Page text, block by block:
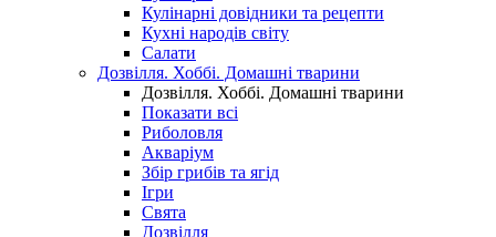
Кулінарні довідники та рецепти
Кухні народів світу
Салати
Дозвілля. Хоббі. Домашні тварини
Дозвілля. Хоббі. Домашні тварини
Показати всі
Риболовля
Акваріум
Збір грибів та ягід
Ігри
Свята
Дозвілля